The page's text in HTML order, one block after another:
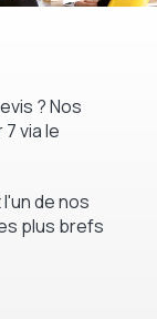
? Nos
via le
de nos
plus brefs